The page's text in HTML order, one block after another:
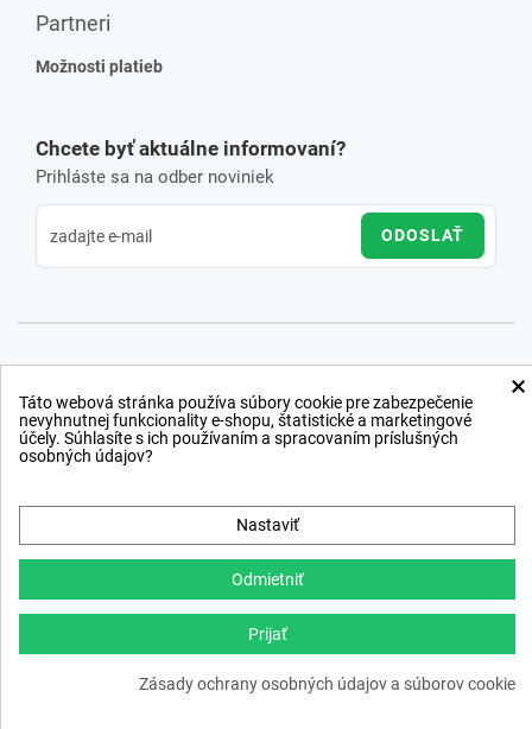
Partneri
Možnosti platieb
Chcete byť aktuálne informovaní?
Prihláste sa na odber noviniek
ODOSLAŤ
webdesign,ppc›netsuccess.sk
×
Táto webová stránka používa súbory cookie pre zabezpečenie
nevyhnutnej funkcionality e-shopu, štatistické a marketingové
účely. Súhlasíte s ich používaním a spracovaním príslušných
osobných údajov?
Nastaviť
Odmietniť
Prijať
Zásady ochrany osobných údajov a súborov cookie